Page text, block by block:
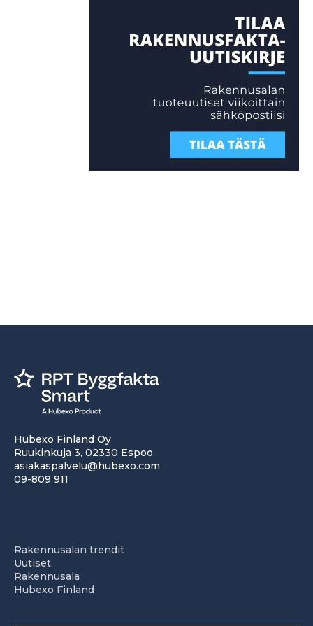
Hubexo Finland Oy
Ruukinkuja 3, 02330 Espoo
asiakaspalvelu@hubexo.com
09-809 911
Rakennusalan trendit
Uutiset
Rakennusala
Hubexo Finland